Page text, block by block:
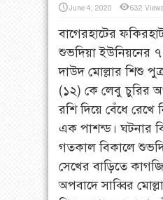
June 4, 2020 632 Views
বাগেরহাটের
শুভদিয়া ইউনিয়নের ৭
দাউদ মোল্লার শিশু
(১২) কে লেবু চুরির
রশি দিয়ে বেঁধে রেখে
এক পাশন্ড। ঘটনার
গতকাল বিকালে
সেখের বাড়িতে
অপবাদে সাব্বির